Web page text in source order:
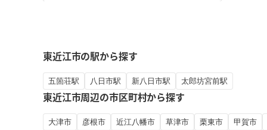
東近江市の駅から探す
五箇荘駅 八日市駅 新八日市駅 太郎坊宮前駅
東近江市周辺の市区町村から探す
大津市 彦根市 近江八幡市 草津市 栗東市 甲賀市